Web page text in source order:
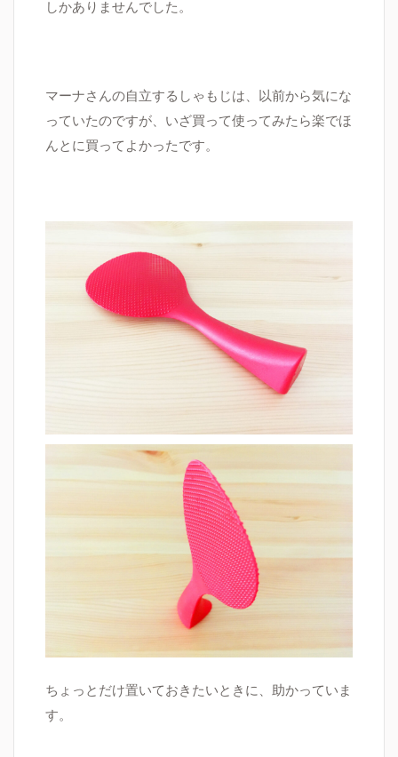
しかありませんでした。
マーナさんの自立するしゃもじは、以前から気にな
っていたのですが、いざ買って使ってみたら楽でほ
んとに買ってよかったです。
ちょっとだけ置いておきたいときに、助かっていま
す。